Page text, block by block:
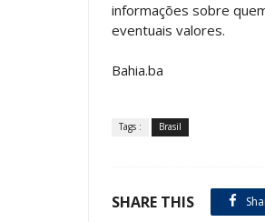
informações sobre
eventuais valores.
Bahia.ba
Tags : Brasil
SHARE THIS